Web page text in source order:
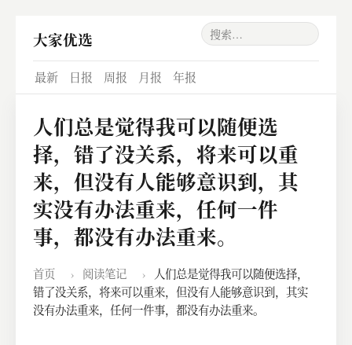
大家优选
最新 日报 周报 月报 年报
人们总是觉得我可以随便选
择，错了没关系，将来可以重
来，但没有人能够意识到，其
实没有办法重来，任何一件
事，都没有办法重来。
首页 › 阅读笔记 ›
人们总是觉得我可以随便选择，
错了没关系，将来可以重来，但没有人能够意识到，其实
没有办法重来，任何一件事，都没有办法重来。